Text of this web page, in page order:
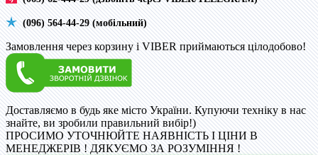
(096) 564-44-29 (мобільний)
Замовлення через корзину і VIBER приймаються цілодобово!
Доставляємо в будь яке місто України. Купуючи техніку в нас
знайте, ви зробили правильний вибір!)
ПРОСИМО УТОЧНЮЙТЕ НАЯВНІСТЬ І ЦІНИ В
МЕНЕДЖЕРІВ ! ДЯКУЄМО ЗА РОЗУМІННЯ !